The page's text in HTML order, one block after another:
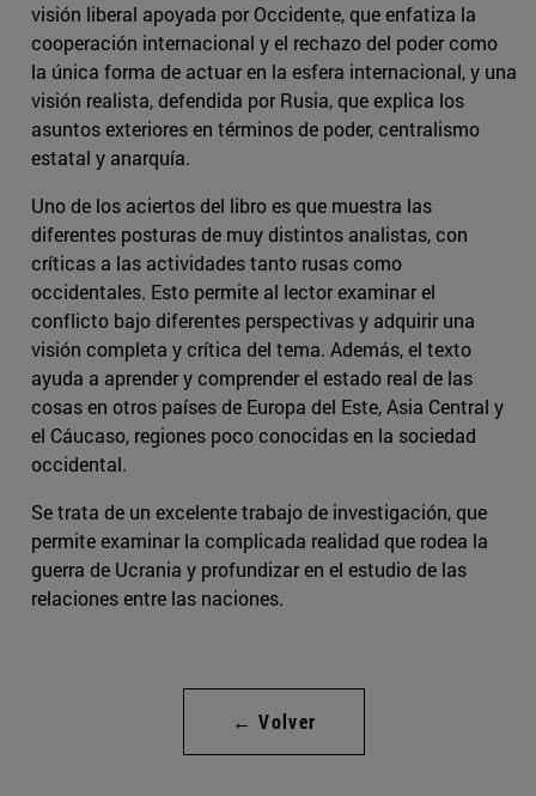
visión liberal apoyada por Occidente, que enfatiza la
cooperación internacional y el rechazo del poder como
la única forma de actuar en la esfera internacional, y una
visión realista, defendida por Rusia, que explica los
asuntos exteriores en términos de poder, centralismo
estatal y anarquía.
Uno de los aciertos del libro es que muestra las
diferentes posturas de muy distintos analistas, con
críticas a las actividades tanto rusas como
occidentales. Esto permite al lector examinar el
conflicto bajo diferentes perspectivas y adquirir una
visión completa y crítica del tema. Además, el texto
ayuda a aprender y comprender el estado real de las
cosas en otros países de Europa del Este, Asia Central y
el Cáucaso, regiones poco conocidas en la sociedad
occidental.
Se trata de un excelente trabajo de investigación, que
permite examinar la complicada realidad que rodea la
guerra de Ucrania y profundizar en el estudio de las
relaciones entre las naciones.
← Volver